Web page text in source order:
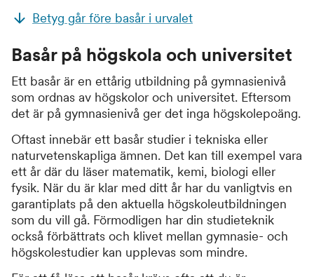
Betyg går före basår i urvalet
Basår på högskola och universitet
Ett basår är en ettårig utbildning på gymnasienivå
som ordnas av högskolor och universitet. Eftersom
det är på gymnasienivå ger det inga högskolepoäng.
Oftast innebär ett basår studier i tekniska eller
naturvetenskapliga ämnen. Det kan till exempel vara
ett år där du läser matematik, kemi, biologi eller
fysik. När du är klar med ditt år har du vanligtvis en
garantiplats på den aktuella högskoleutbildningen
som du vill gå. Förmodligen har din studieteknik
också förbättrats och klivet mellan gymnasie- och
högskolestudier kan upplevas som mindre.